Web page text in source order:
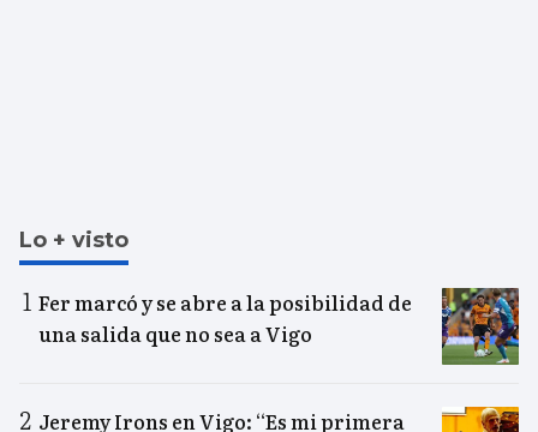
Lo + visto
Fer marcó y se abre a la posibilidad de
una salida que no sea a Vigo
Jeremy Irons en Vigo: “Es mi primera